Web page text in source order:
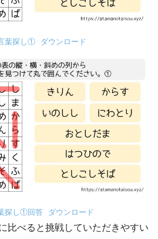
葉探し① ダウンロード
探し①回答 ダウンロード
比べると挑戦していただきやすい